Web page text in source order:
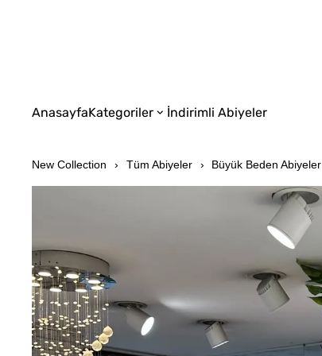
AnasayfaKategoriler İndirimli Abiyeler
New Collection Tüm Abiyeler Büyük Beden Abiyeler